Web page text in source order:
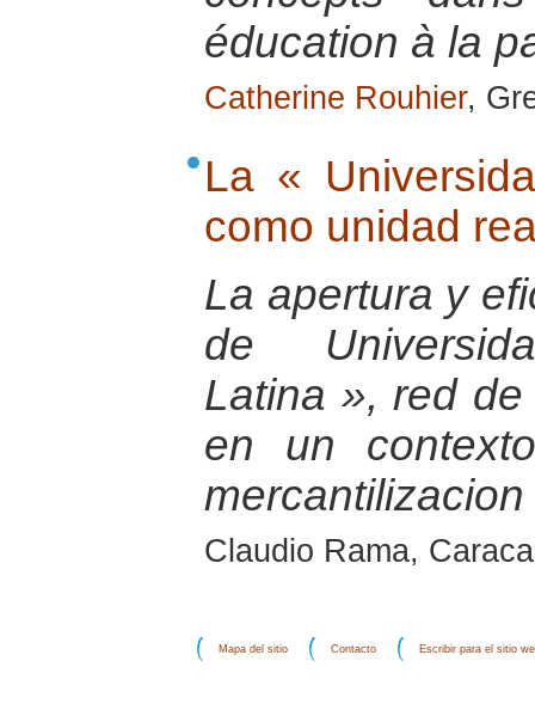
éducation à la
Catherine Rouhier,
La «
como unidad
La apertura y
de
Latina », red
en un
Claudio Rama,
Mapa del sitio Contacto Escribir para el sitio